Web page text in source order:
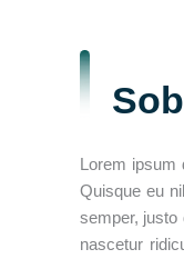
Lorem ipsum
Quisque eu
semper, justo
nascetur